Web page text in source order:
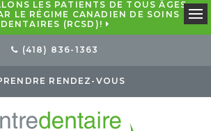
LES PATIENTS DE TOUS ÂGES
LE RÉGIME CANADIEN DE SOINS
DENTAIRES (RCSD)!
(418) 836-1363
RENDEZ-VOUS